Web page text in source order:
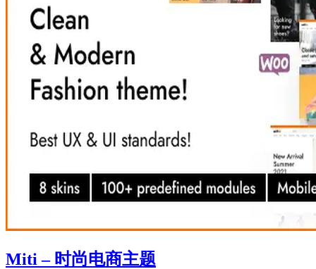
Miti – 时尚电商主题